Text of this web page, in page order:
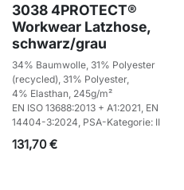
3038 4PROTECT®
Workwear Latzhose,
schwarz/grau
34% Baumwolle, 31% Polyester
(recycled), 31% Polyester,
4% Elasthan, 245g/m²
EN ISO 13688:2013 + A1:2021, EN
14404-3:2024, PSA-Kategorie: II
131,70€